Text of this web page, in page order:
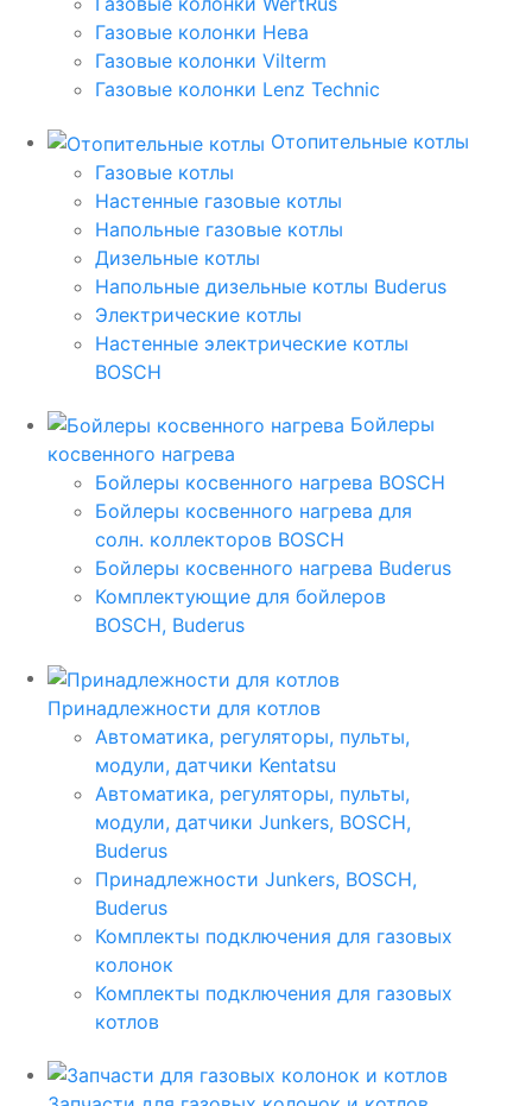
Газовые колонки Нева
Газовые колонки Vilterm
Газовые колонки Lenz Technic
Отопительные котлы
Газовые котлы
Настенные газовые котлы
Напольные газовые котлы
Дизельные котлы
Напольные дизельные котлы Buderus
Электрические котлы
Настенные электрические котлы
BOSCH
Бойлеры
косвенного нагрева
Бойлеры косвенного нагрева BOSCH
Бойлеры косвенного нагрева для
солн. коллекторов BOSCH
Бойлеры косвенного нагрева Buderus
Комплектующие для бойлеров
BOSCH, Buderus
Принадлежности для котлов
Автоматика, регуляторы, пульты,
модули, датчики Kentatsu
Автоматика, регуляторы, пульты,
модули, датчики Junkers, BOSCH,
Buderus
Принадлежности Junkers, BOSCH,
Buderus
Комплекты подключения для газовых
колонок
Комплекты подключения для газовых
котлов